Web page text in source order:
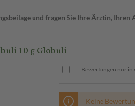
und fragen Sie Ihre Ärztin,
10 g Globuli
Bewertungen nur in
Keine